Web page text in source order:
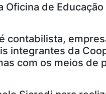
de
contabilista,
integrantes da
com os meios de